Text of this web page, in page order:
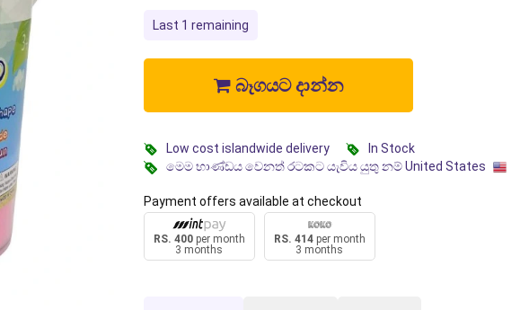
Last 1 remaining
බෑගයට දාන්න
Low cost islandwide delivery
In Stock
මෙම භාණ්ඩය වෙනත් රටකට යැවිය යුතු නම් United States
Payment offers available at checkout
RS. 400per month
3 months
RS. 414per month
3 months